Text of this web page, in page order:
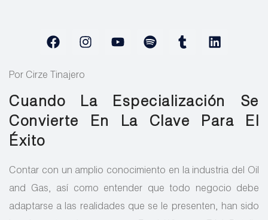
Por Cirze Tinajero
Cuando La Especialización Se
Convierte En La Clave Para El
Éxito
Contar con un amplio conocimiento en la industria del Oil
and Gas, así como entender que todo negocio debe
adaptarse a las realidades que se le presenten, han sido